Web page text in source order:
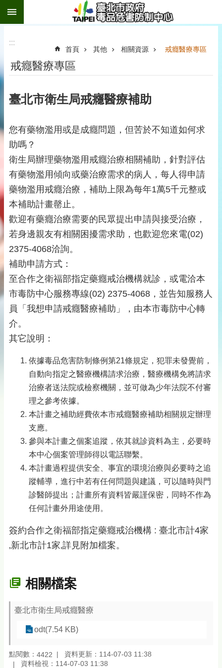
跳到主要內容區塊
:::
首頁 其他 相關資源 戒癮醫療專區
戒癮醫療專區
臺北市衛生局戒癮醫療補助
您有藥物濫用或是成癮問題，但苦於不知道如何求
助嗎？
衛生局辦理藥物濫用戒癮治療相關補助，針對評估
有藥物濫用傾向或藥治療需求的病人，每人得申請
藥物濫用戒癮治療，補助上限為每年1萬5千元整或
本補助計畫罄止。
歡迎有藥癮治療需要的民眾提出申請與接受治療，
若身邊親友有相關困擾需求助，也歡迎您來電(02)
2375-4068洽詢。
補助申請方式：
至合作之衛福部指定藥癮戒治機構就診，或電洽本
市毒防中心服務專線(02) 2375-4068，並告知服務人
員「我想申請戒癮醫療補助」，由本市毒防中心轉
介。
其它說明：
依據毒品危害防制條例第21條規定，犯罪未發覺前，
自動向指定之醫療機構請求治療，醫療機構免將請求
治療者送法院或檢察機關，並可做為少年法院不付審
理之參考依據。
本計畫之補助經費依本市戒癮醫療補助相關規定辦理
支應。
參與本計畫之個案追蹤，依其就診資料為主，必要時
本中心個案管理師得以電話聯繫。
本計畫過程提供安全、事宜的環境治療與必要時之追
蹤輔導，進行中若有任何問題與建議，可以隨時與門
診醫師提出；計畫所有資料皆嚴謹保密，同時不作為
任何計畫外用途使用。
簽約合作之衛福部指定藥癮戒治機構 : 臺北市計4家
‚新北市計1家‚詳見附加檔案。
相關檔案
臺北市衛生局戒癮醫療
odt(7.54 KB)
點閱數： 4422
資料更新：114-07-03 11:38
資料檢視：114-07-03 11:38